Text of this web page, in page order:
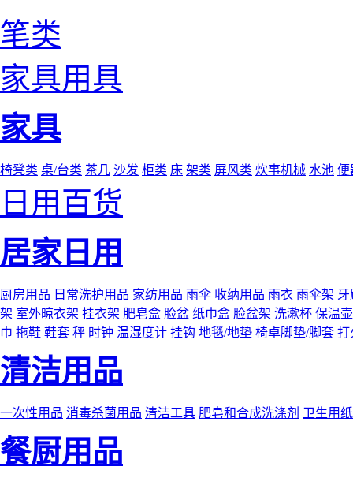
笔类
家具用具
家具
椅凳类 桌/台类 茶几 沙发 柜类 床 架类 屏风类 炊事机械 水池 便
日用百货
居家日用
厨房用品 日常洗护用品 家纺用品 雨伞 收纳用品 雨衣 雨伞架 牙
架 室外晾衣架 挂衣架 肥皂盒 脸盆 纸巾盒 脸盆架 洗漱杯 保温
巾 拖鞋 鞋套 秤 时钟 温湿度计 挂钩 地毯/地垫 椅卓脚垫/脚套 打
清洁用品
一次性用品 消毒杀菌用品 清洁工具 肥皂和合成洗涤剂 卫生用
餐厨用品